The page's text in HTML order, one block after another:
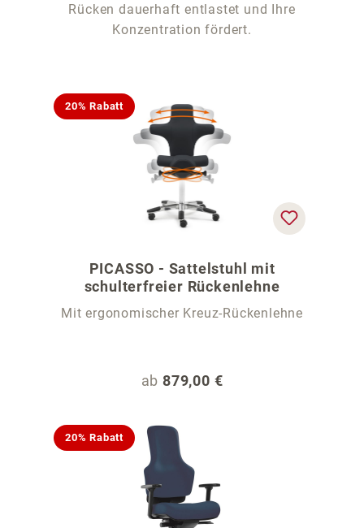
Rücken dauerhaft entlastet und Ihre
Konzentration fördert.
20% Rabatt
PICASSO - Sattelstuhl mit
schulterfreier Rückenlehne
Mit ergonomischer Kreuz-Rückenlehne
Regulärer Preis:
ab 879,00 €
20% Rabatt